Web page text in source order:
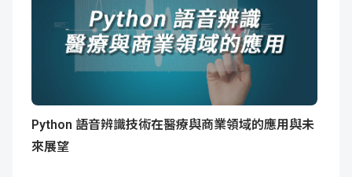
Python 語音辨識技術在醫療與商業領域的應用與未
來展望